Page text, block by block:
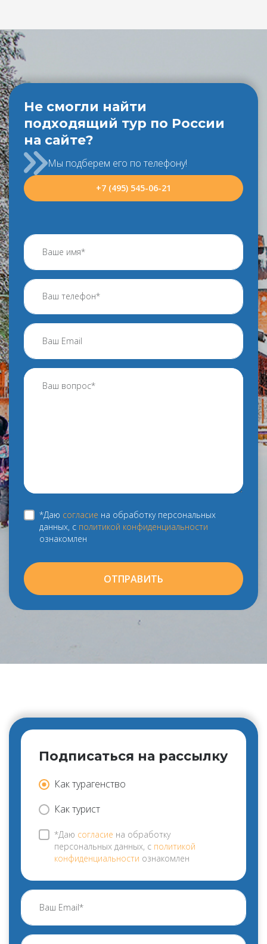
Не смогли найти
подходящий тур по России
на сайте?
Мы подберем его по телефону!
+7 (495) 545-06-21
*Даю согласие на обработку персональных
данных, с политикой конфиденциальности
ознакомлен
ОТПРАВИТЬ
Подписаться на рассылку
Как турагенство
Как турист
*Даю согласие на обработку
персональных данных, с политикой
конфиденциальности ознакомлен